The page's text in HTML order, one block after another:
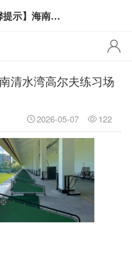
【温馨提示】海南清水湾高尔夫练习场暂停营业通知
清水湾高尔夫练习场
122
2026-05-07